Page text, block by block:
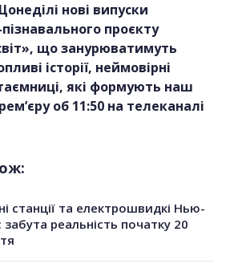
нові випуски
проєкту
що занурюватимуть
історії, неймовірні
які формують наш
об 11:50 на телеканалі
станції та електрошвидкі Нью-
реальність початку 20